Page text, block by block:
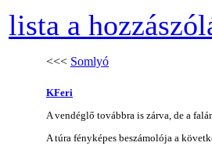
lista a
<<< Somlyó
KFeri
A vendéglő továbbra is zárva, de a
A túra fényképes beszámolója a